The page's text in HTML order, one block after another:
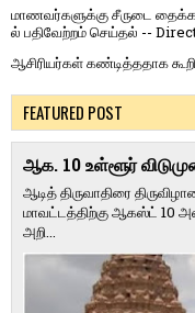
மாணவர்களுக்கு சீருடை
ல் பதிவேற்றம் செய்தல் --
ஆசிரியர்கள் கண்டித்ததாக
FEATURED POST
ஆக. 10 உள்ளூர்
ஆடித் திருவாதிரை
மாவட்டத்திற்கு ஆகஸ்ட் 10
அறி...